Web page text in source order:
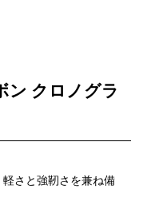
ン クロノグラ
さと強靭さを兼ね備